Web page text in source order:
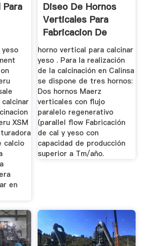
XSM
calcio
en
Diseo De Hornos
Verticales Para
Fabricacion De
Yeso
horno vertical para calcinar
yeso . Para la realización
de la calcinación en Calinsa
se dispone de tres hornos:
Dos hornos Maerz
verticales con flujo
paralelo regenerativo
(parallel flow Fabricación
de cal y yeso con
capacidad de producción
superior a Tm/año.